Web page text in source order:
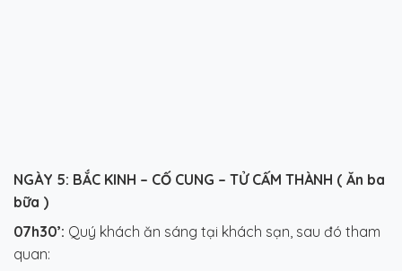
NGÀY 5: BẮC KINH – CỐ CUNG – TỬ CẤM THÀNH ( Ăn ba
bữa )
07h30’: Quý khách ăn sáng tại khách sạn, sau đó tham
quan: